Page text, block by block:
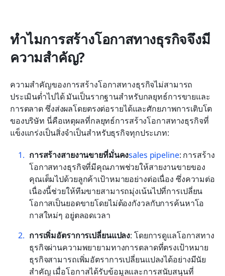
ทำไมการสร้างโอกาสทางธุรกิจจึงมี
ความสำคัญ?
ความสำคัญของการสร้างโอกาสทางธุรกิจไม่สามารถ
ประเมินต่ำไปได้ มันเป็นรากฐานสำหรับกลยุทธ์การขายและ
การตลาด ซึ่งส่งผลโดยตรงต่อรายได้และศักยภาพการเติบโต
ของบริษัท นี่คือเหตุผลที่กลยุทธ์การสร้างโอกาสทางธุรกิจที่
แข็งแกร่งเป็นสิ่งจำเป็นสำหรับธุรกิจทุกประเภท:
การสร้างสายงานขายที่มั่นคงsales pipeline: การสร้าง
โอกาสทางธุรกิจที่มีคุณภาพช่วยให้สายงานขายของ
คุณเต็มไปด้วยลูกค้าเป้าหมายอย่างต่อเนื่อง ซึ่งความต่อ
เนื่องนี้ช่วยให้ทีมขายสามารถมุ่งเน้นไปที่การเปลี่ยน
โอกาสเป็นยอดขายโดยไม่ต้องกังวลกับการค้นหาโอ
กาสใหม่ๆ อยู่ตลอดเวลา
การเพิ่มอัตราการเปลี่ยนแปลง: โดยการดูแลโอกาสทาง
ธุรกิจผ่านความพยายามทางการตลาดที่ตรงเป้าหมาย
ธุรกิจสามารถเพิ่มอัตราการเปลี่ยนแปลงได้อย่างมีนัย
สำคัญ เมื่อโอกาสได้รับข้อมูลและการสนับสนุนที่